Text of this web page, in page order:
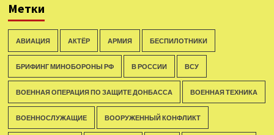
Метки
АВИАЦИЯ АКТЁР АРМИЯ БЕСПИЛОТНИКИ
БРИФИНГ МИНОБОРОНЫ РФ В РОССИИ ВСУ
ВОЕННАЯ ОПЕРАЦИЯ ПО ЗАЩИТЕ ДОНБАССА ВОЕННАЯ ТЕХНИКА
ВОЕННОСЛУЖАЩИЕ ВООРУЖЕННЫЙ КОНФЛИКТ